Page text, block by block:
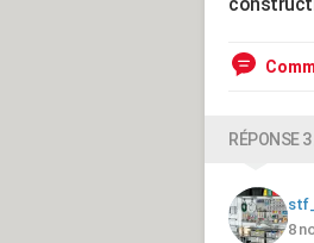
RÉPONSE
8